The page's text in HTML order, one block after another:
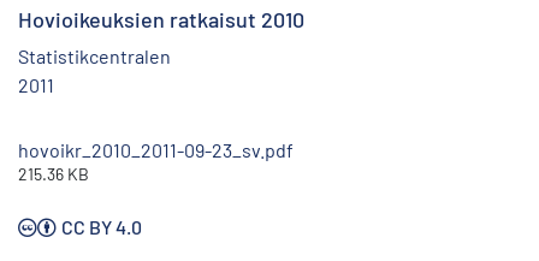
Hovioikeuksien ratkaisut 2010
Statistikcentralen
2011
hovoikr_2010_2011-09-23_sv.pdf
215.36 KB
CC BY 4.0